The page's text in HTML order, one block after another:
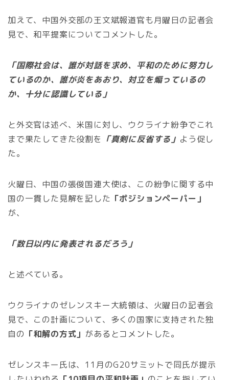
加えて、中国外交部の王文斌報道官も月曜日の記者会
見で、和平提案についてコメントした。
「国際社会は、誰が対話を求め、平和のために努力し
ているのか、誰が炎をあおり、対立を煽っているの
か、十分に認識している」
と外交官は述べ、米国に対し、ウクライナ紛争でこれ
まで果たしてきた役割を 「真剣に反省する」 よう促し
た。
火曜日、中国の張俊国連大使は、この紛争に関する中
国の一貫した見解を記した 「ポジションペーパー」
が、
「数日以内に発表されるだろう」
と述べている。
ウクライナのゼレンスキー大統領は、火曜日の記者会
見で、この計画について、多くの国家に支持された独
自の 「和解の方式」 があるとコメントした。
ゼレンスキー氏は、11月のG20サミットで同氏が提示